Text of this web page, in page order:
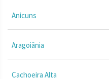
Anicuns
Aragoiânia
Cachoeira Alta